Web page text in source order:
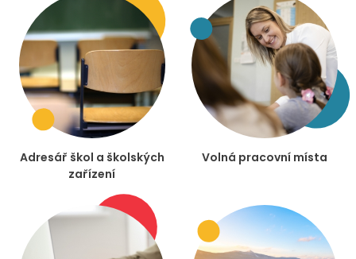
Adresář škol a školských
zařízení
Volná pracovní místa